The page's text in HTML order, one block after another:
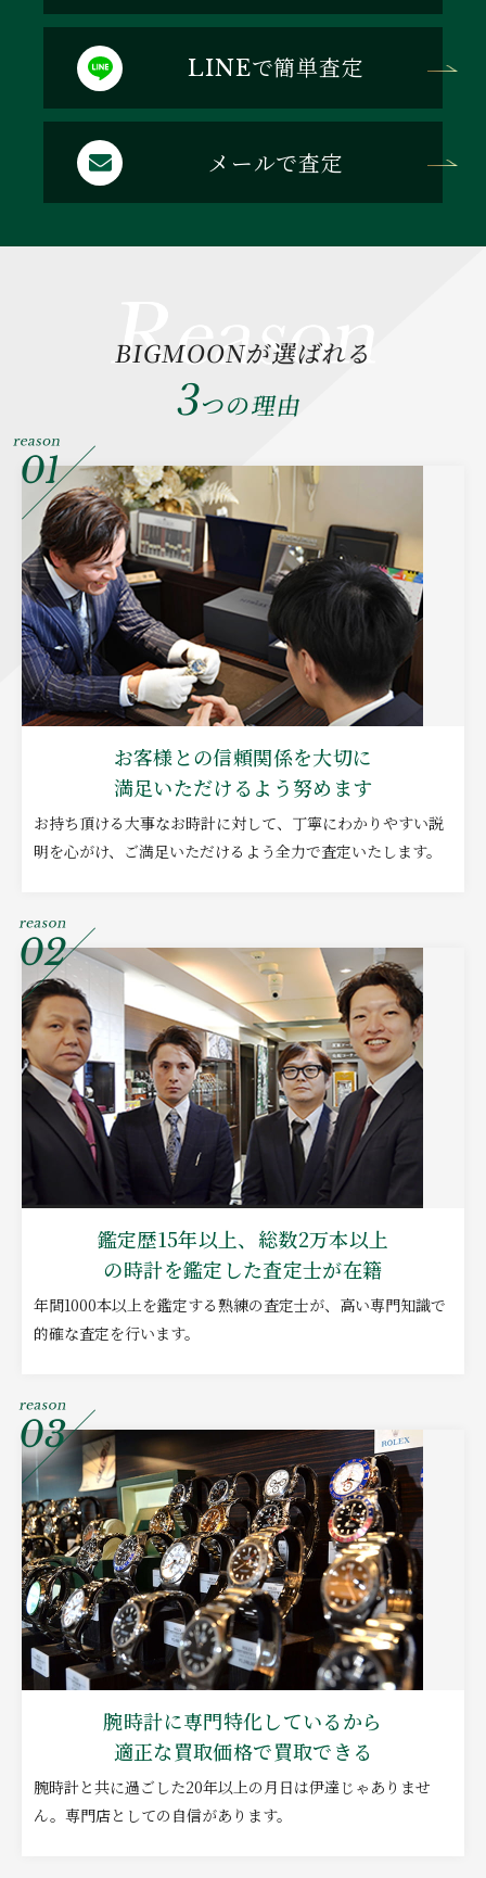
LINEで簡単査定
メールで査定
BIGMOONが選ばれる
3つの理由
お客様との信頼関係を大切に
満足いただけるよう努めます
お持ち頂ける大事なお時計に対して、丁寧にわかりやすい説
明を心がけ、ご満足いただけるよう全力で査定いたします。
鑑定歴15年以上、総数2万本以上
の時計を鑑定した査定士が在籍
年間1000本以上を鑑定する熟練の査定士が、高い専門知識で
的確な査定を行います。
腕時計に専門特化しているから
適正な買取価格で買取できる
腕時計と共に過ごした20年以上の月日は伊達じゃありませ
ん。専門店としての自信があります。